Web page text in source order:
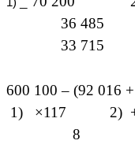
36
33
600 100 – (92 016
1) ×117 2) +
8